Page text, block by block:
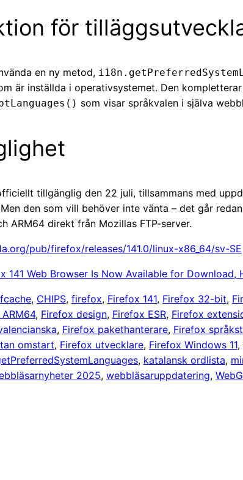
för
en ny metod,
är inställda i operativsystemet. Den
som visar språkvalen i själva
tillgänglig den 22 juli, tillsammans med
Men den som vill behöver inte vänta – det går
ARM64 direkt från Mozillas FTP-server.
pub/firefox/releases/141.0/linux-x86_64/sv-SE
141 Web Browser Is Now Available for Download,
, CHIPS, firefox, Firefox 141, Firefox 32-bit,
, Firefox design, Firefox ESR, Firefox
, Firefox pakethanterare, Firefox
omstart, Firefox utvecklare, Firefox Windows 11,
, katalansk ordlista,
2025, webbläsaruppdatering,